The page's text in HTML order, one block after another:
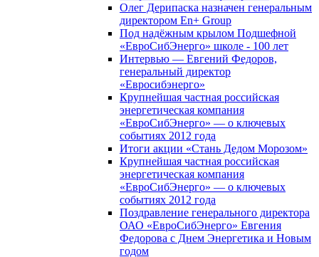
Олег Дерипаска назначен генеральным
директором En+ Group
Под надёжным крылом Подшефной
«ЕвроСибЭнерго» школе - 100 лет
Интервью — Евгений Федоров,
генеральный директор
«Евросибэнерго»
Крупнейшая частная российская
энергетическая компания
«ЕвроСибЭнерго» — о ключевых
событиях 2012 года
Итоги акции «Стань Дедом Морозом»
Крупнейшая частная российская
энергетическая компания
«ЕвроСибЭнерго» — о ключевых
событиях 2012 года
Поздравление генерального директора
ОАО «ЕвроСибЭнерго» Евгения
Федорова с Днем Энергетика и Новым
годом